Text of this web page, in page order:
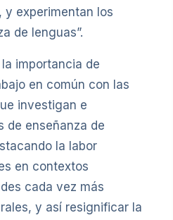
y experimentan los
de lenguas”.
importancia de
en común con las
investigan e
de enseñanza de
la labor
en contextos
cada vez más
y así resignificar la